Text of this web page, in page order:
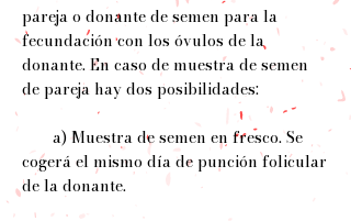
pareja o donante de semen para la
fecundación con los óvulos de la
donante. En caso de muestra de semen
de pareja hay dos posibilidades:
a) Muestra de semen en fresco. Se
cogerá el mismo día de punción folicular
de la donante.